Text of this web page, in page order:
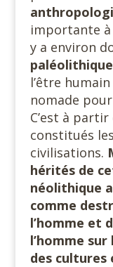
importante à
y a environ
l’être
nomade
C’est à
constitués
civilisations.
hérités de
néolithique
comme
l’homme et
l’homme
des cultures